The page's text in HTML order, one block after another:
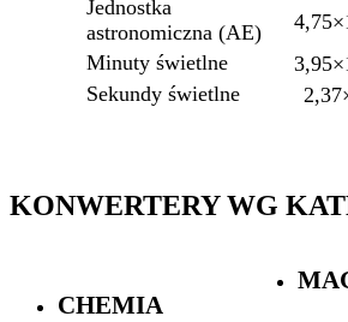
Jednostka
astronomiczna (AE)
Minuty świetlne
Sekundy świetlne
KONWERTERY WG
CHEMIA